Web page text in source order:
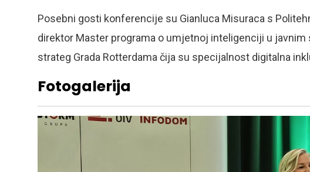
Posebni gosti konferencije su Gianluca Misuraca s
direktor Master programa o umjetnoj inteligenciji u javnim
strateg Grada Rotterdama čija su specijalnost digitalna
Fotogalerija